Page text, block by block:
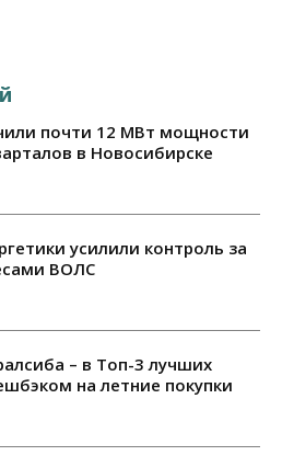
почти 12 МВт мощности
в Новосибирске
усилили контроль за
ВОЛС
– в Топ-3 лучших
на летние покупки